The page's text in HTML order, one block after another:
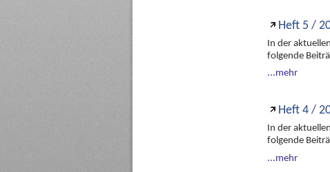
Heft 5 /
In der
folgende
...mehr
Heft 4 /
In der
folgende
...mehr